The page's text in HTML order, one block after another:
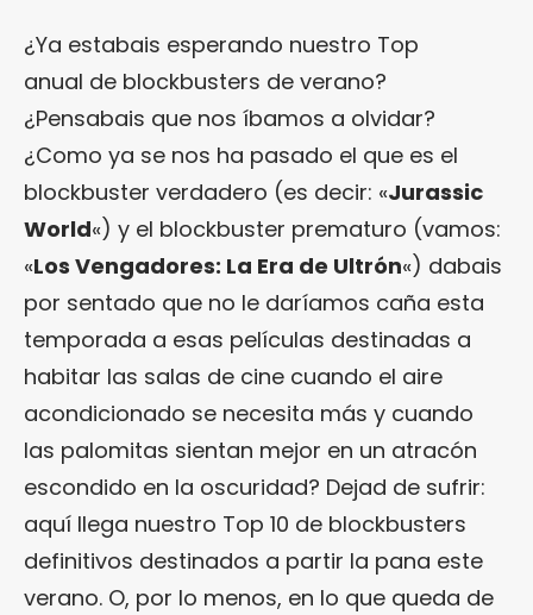
¿Ya estabais esperando nuestro Top
anual de blockbusters de verano?
¿Pensabais que nos íbamos a olvidar?
¿Como ya se nos ha pasado el que es el
blockbuster verdadero (es decir: «Jurassic
World«) y el blockbuster prematuro (vamos:
«Los Vengadores: La Era de Ultrón«) dabais
por sentado que no le daríamos caña esta
temporada a esas películas destinadas a
habitar las salas de cine cuando el aire
acondicionado se necesita más y cuando
las palomitas sientan mejor en un atracón
escondido en la oscuridad? Dejad de sufrir:
aquí llega nuestro Top 10 de blockbusters
definitivos destinados a partir la pana este
verano. O, por lo menos, en lo que queda de